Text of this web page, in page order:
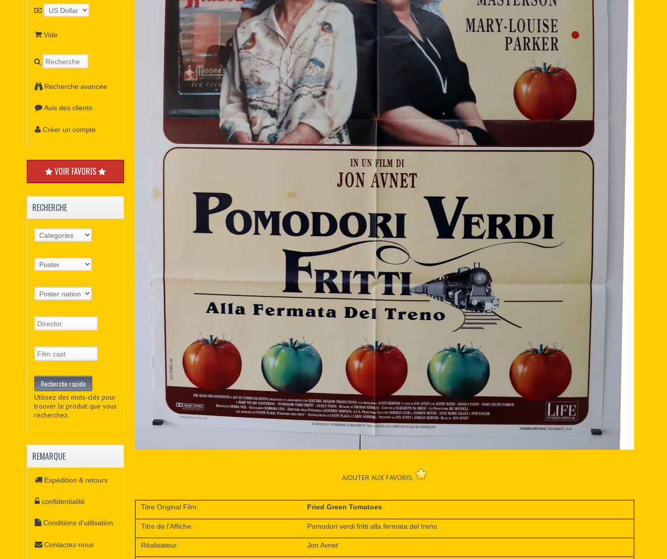
AJOUTER AUX FAVORIS:
Titre Original Film: Fried Green Tomatoes
Titre de l'Affiche: Pomodori verdi fritti alla fermata del treno
Réalisateur: Jon Avnet
Vide
Recherche avancée
Avis des clients
Créer un compte
VOIR FAVORIS
RECHERCHE
Utilisez des mots-clés pour
trouver le produit que vous
recherchez.
REMARQUE
Expédition & retours
confidentialité
Conditions d'utilisation
Contactez-nous